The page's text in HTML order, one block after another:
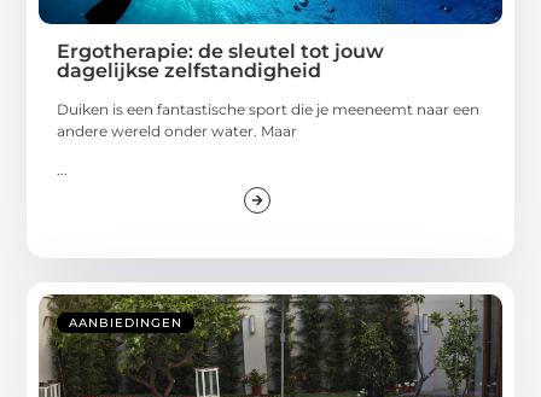
Ergotherapie: de sleutel tot jouw
dagelijkse zelfstandigheid
Duiken is een fantastische sport die je meeneemt naar een
andere wereld onder water. Maar
AANBIEDINGEN